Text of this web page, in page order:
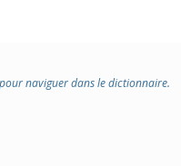
naviguer dans le dictionnaire.